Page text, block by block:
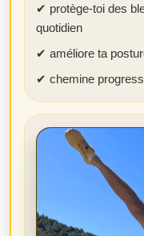
✔ protège-toi des
quotidien
✔ améliore ta
✔ chemine